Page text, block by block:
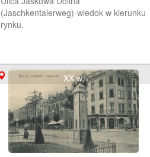
(Jaschkentalerweg)-wiedok w kierunku
rynku.
XX w.